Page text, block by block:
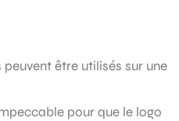
être utilisés sur une
pour que le logo